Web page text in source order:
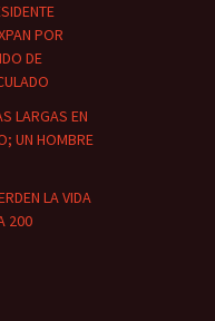
POR
DE
LARGAS EN
UN HOMBRE
LA VIDA
200